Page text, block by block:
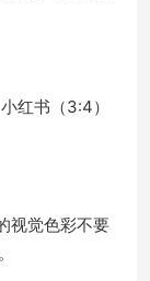
红书（3:4）
视觉色彩不要